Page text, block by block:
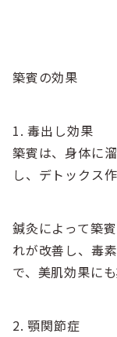
築賓の効果
1. 毒出し効果
築賓は、身体に
し、デトックス
鍼灸によって築
れが改善し、毒
で、美肌効果にも
2. 顎関節症